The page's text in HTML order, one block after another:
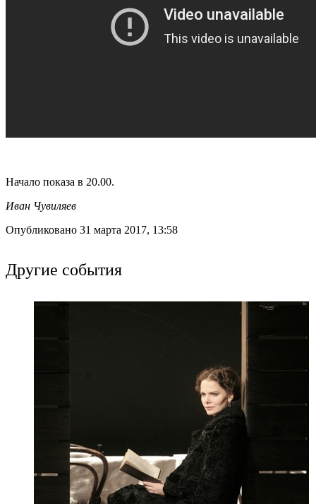
Начало показа в 20.00.
Иван Чувиляев
Опубликовано 31 марта 2017, 13:58
Другие события